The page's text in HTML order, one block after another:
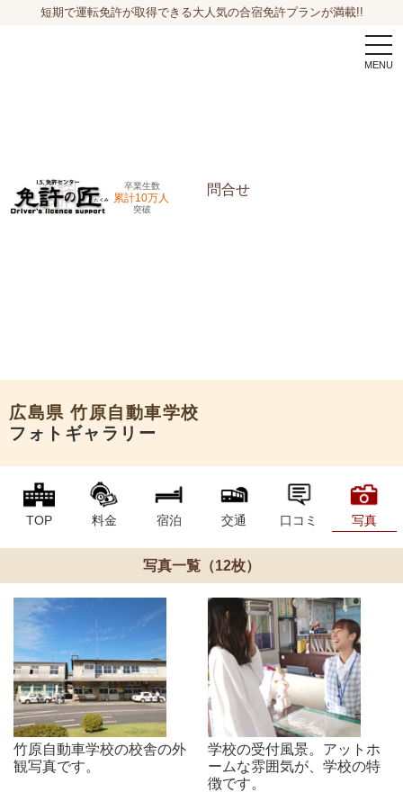
短期で運転免許が取得できる大人気の合宿免許プランが満載!!
卒業生数
累計10万人
突破
問合せ
広島県 竹原自動車学校
フォトギャラリー
TOP 料金 宿泊 交通 口コミ 写真
写真一覧（12枚）
竹原自動車学校の校舎の外
観写真です。
学校の受付風景。アットホ
ームな雰囲気が、学校の特
徴です。